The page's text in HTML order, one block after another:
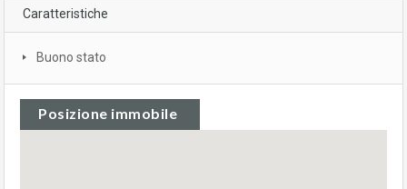
Caratteristiche
Buono stato
Posizione immobile